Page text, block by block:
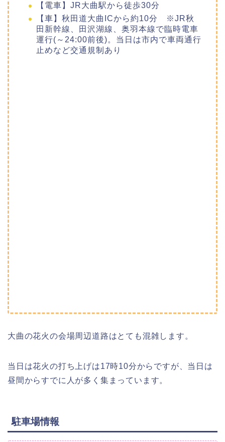
【電車】JR大曲駅から徒歩30分
【車】秋田道大曲ICから約10分 ※JR秋
田新幹線、田沢湖線、奥羽本線で臨時電車
運行(～24:00前後)。当日は市内で車両通行
止めなど交通規制あり
大曲の花火の会場周辺道路はとても混雑します。
当日は花火の打ち上げは17時10分からですが、当日は
昼間からすでに人が多く集まっています。
駐車場情報